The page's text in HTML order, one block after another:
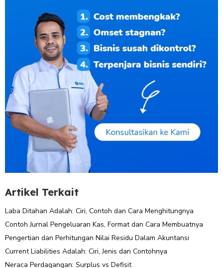
Artikel Terkait
Laba Ditahan Adalah: Ciri, Contoh dan Cara Menghitungnya
Contoh Jurnal Pengeluaran Kas, Format dan Cara Membuatnya
Pengertian dan Perhitungan Nilai Residu Dalam Akuntansi
Current Liabilities Adalah: Ciri, Jenis dan Contohnya
Neraca Perdagangan: Surplus vs Defisit